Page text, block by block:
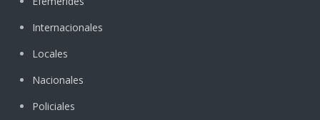
Internacionales
Locales
Nacionales
Policiales